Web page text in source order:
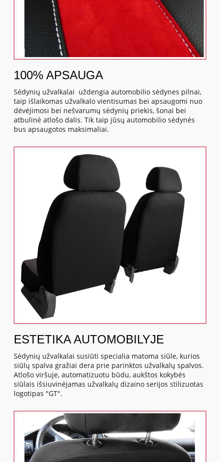
100% APSAUGA
Sėdynių užvalkalai uždengia automobilio sėdynes pilnai,
taip išlaikomas užvalkalo vientisumas bei apsaugomi nuo
dėvėjimosi bei nešvarumų sėdynių priekis, šonai bei
atbulinė atlošo dalis. Tik taip jūsų automobilio sėdynės
bus apsaugotos maksimaliai.
ESTETIKA AUTOMOBILYJE
Sėdynių užvalkalai susiūti specialia matoma siūle, kurios
siūlų spalva gražiai dera prie parinktos užvalkalų spalvos.
Atlošo viršuje, automatizuotu būdu, aukštos kokybės
siūlais išsiuvinėjamas užvalkalų dizaino serijos stilizuotas
logotipas "GT".